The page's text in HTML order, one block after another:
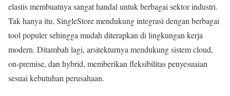
elastis membuatnya sangat handal untuk berbagai sektor industri.
Tak hanya itu, SingleStore mendukung integrasi dengan berbagai
tool populer sehingga mudah diterapkan di lingkungan kerja
modern. Ditambah lagi, arsitekturnya mendukung sistem cloud,
on-premise, dan hybrid, memberikan fleksibilitas penyesuaian
sesuai kebutuhan perusahaan.